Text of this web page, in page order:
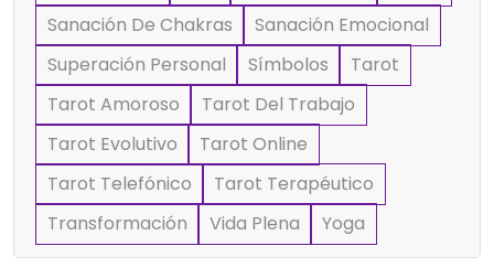
Sanación De Chakras
Sanación Emocional
Superación Personal
Símbolos
Tarot
Tarot Amoroso
Tarot Del Trabajo
Tarot Evolutivo
Tarot Online
Tarot Telefónico
Tarot Terapéutico
Transformación
Vida Plena Yoga